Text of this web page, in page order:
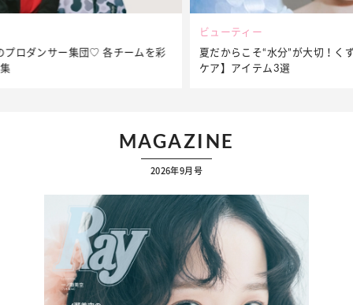
夏だからこそ“水分”が大切！くずれないメイクをつくる【保湿
MAGAZINE
2026年9月号